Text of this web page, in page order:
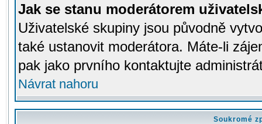
Jak se stanu moderátorem
Uživatelské skupiny jsou původně
také ustanovit moderátora. Máte-li
pak jako prvního kontaktujte
Návrat nahoru
Soukromé